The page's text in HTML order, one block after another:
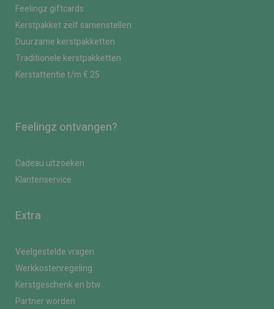
Feelingz giftcards
Kerstpakket zelf samenstellen
Duurzame kerstpakketten
Traditionele kerstpakketten
Kerstattentie t/m € 25
Feelingz ontvangen?
Cadeau uitzoeken
Klantenservice
Extra
Veelgestelde vragen
Werkkostenregeling
Kerstgeschenk en btw
Partner worden